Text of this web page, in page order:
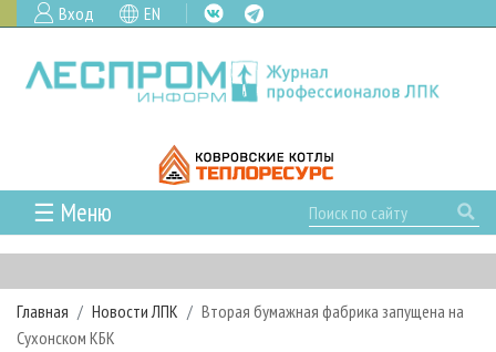
Вход EN
☰ Меню
ГЛАВНАЯ
РУБРИКИ И ТЕМЫ
РУБРИКИ ЖУРНАЛА
НОВОСТИ
Главная Новости ЛПК
Вторая бумажная фабрика запущена на
Сухонском КБК